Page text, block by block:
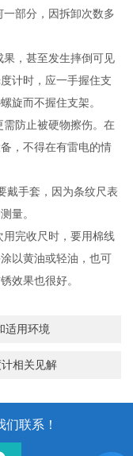
部分，因拆卸次数多
，甚至发生摔倒可见
计时，应一手握住支
旋而不握住支架。
防止被硬物擦伤。在
，不得在有雷电的情
手套，因为条纹尺表
量。
完收尺时，要用棉线
以黄油或轻油，也可
效果也很好。
适用环境
相关见解
联系！